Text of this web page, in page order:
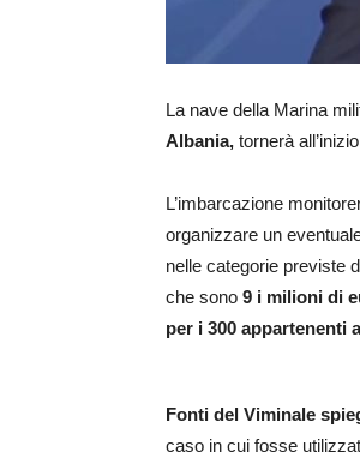
La nave della Marina
Albania, tornerà
L’imbarcazione
organizzare un
nelle categorie previste
che sono 9 i milioni di
per i 300 appartenenti
Fonti del Viminale
caso in cui fosse